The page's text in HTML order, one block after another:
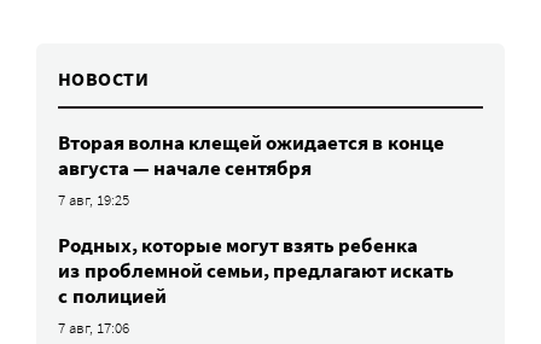
НОВОСТИ
Вторая волна клещей ожидается в конце
августа — начале сентября
7 авг, 19:25
Родных, которые могут взять ребенка
из проблемной семьи, предлагают искать
с полицией
7 авг, 17:06